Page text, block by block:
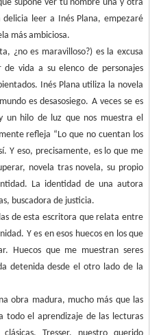
supone ver tu nombre una y otra
delicia leer a Inés Plana, empezaré
más ambiciosa.
¿no es maravilloso?) es la excusa
vida a su elenco de personajes
Inés Plana utiliza la novela
es desasosiego. A veces se es
hilo de luz que nos muestra el
refleja “Lo que no cuentan los
Y eso, precisamente, es lo que me
novela tras novela, su propio
La identidad de una autora
buscadora de justicia.
de esta escritora que relata entre
Y es en esos huecos en los que
Huecos que me muestran seres
detenida desde el otro lado de la
obra madura, mucho más que las
todo el aprendizaje de las lecturas